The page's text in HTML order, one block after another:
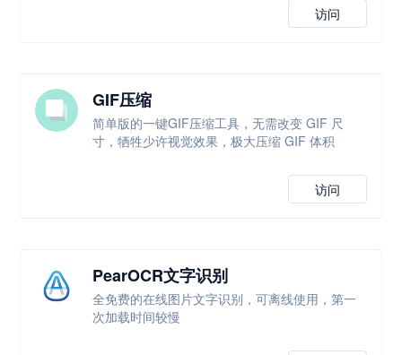
访问
GIF压缩
简单版的一键GIF压缩工具，无需改变 GIF 尺
寸，牺牲少许视觉效果，极大压缩 GIF 体积
访问
PearOCR文字识别
全免费的在线图片文字识别，可离线使用，第一
次加载时间较慢